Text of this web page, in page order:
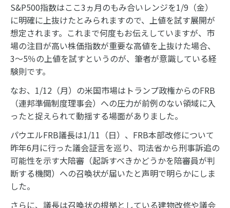
S&P500指数はここ3ヵ月のもみ合いレンジを1/9（金）
に明確に上抜けたとみられますので、上値を試す展開が
想定されます。これまで何度もお伝えしていますが、市
場の注目が高い株価指数が重要な高値を上抜けた場合、
3～5％の上値を試すというのが、筆者が意識している経
験則です。
なお、1/12（月）の米国市場はトランプ政権からのFRB
（連邦準備制度理事会）への圧力が前例のない領域に入
ったと捉えられて動揺する場面がありました。
パウエルFRB議長は1/11（日）、FRB本部改修について
昨年6月に行った議会証言を巡り、司法省から刑事訴追の
可能性を示す大陪審（起訴すべきかどうかを陪審員が判
断する機関）への召喚状が届いたと声明で明らかにしま
した。
さらに、議長は召喚状の根拠としている建物改修や議会